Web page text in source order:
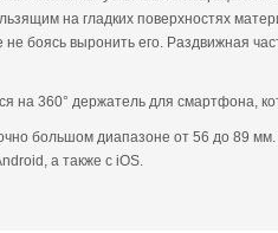
на гладких поверхностях
не боясь выронить его. Раздвижная
360° держатель для смартфона,
большом диапазоне от 56 до 89
а также с iOS.